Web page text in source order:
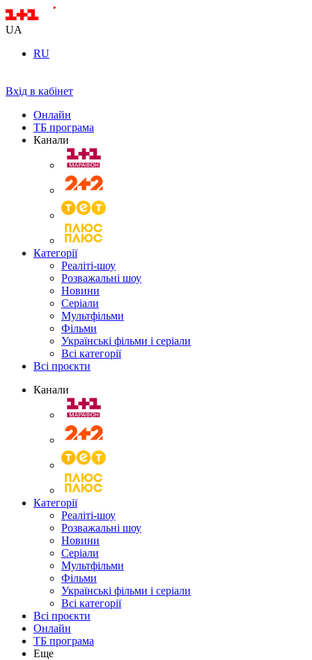
UA
RU
Вхід в кабінет
Онлайн
ТБ програма
Канали
Категорії
Реаліті-шоу
Розважальні шоу
Новини
Серіали
Мультфільми
Фільми
Українські фільми і серіали
Всі категорії
Всі проєкти
Канали
Категорії
Реаліті-шоу
Розважальні шоу
Новини
Серіали
Мультфільми
Фільми
Українські фільми і серіали
Всі категорії
Всі проєкти
Онлайн
ТБ програма
Еще